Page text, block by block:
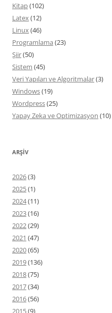
Kitap(102)
Latex(12)
Linux(46)
Programlama (23)
Şiir(50)
Sistem (45)
Veri Yapıları ve Algoritmalar(3)
Windows(19)
Wordpress(25)
Yapay Zeka ve Optimizasyon (10)
ARŞIV
2026(3)
2025(1)
2024(11)
2023(16)
2022(29)
2021 (47)
2020(65)
2019(136)
2018(75)
2017(34)
2016(56)
2015(9)